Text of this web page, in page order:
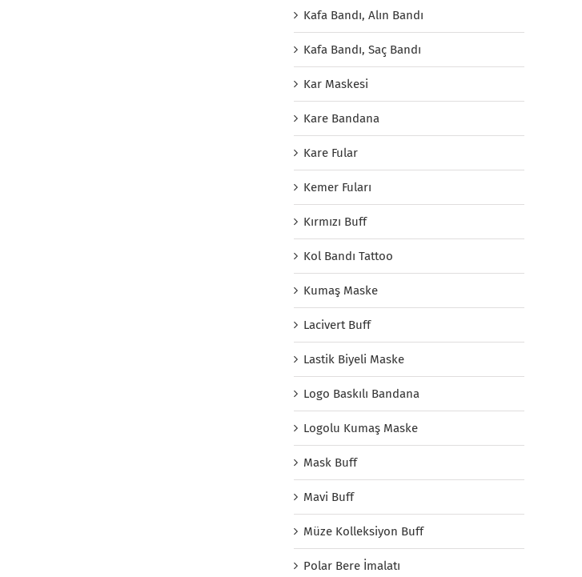
Kafa Bandı, Alın Bandı
Kafa Bandı, Saç Bandı
Kar Maskesi
Kare Bandana
Kare Fular
Kemer Fuları
Kırmızı Buff
Kol Bandı Tattoo
Kumaş Maske
Lacivert Buff
Lastik Biyeli Maske
Logo Baskılı Bandana
Logolu Kumaş Maske
Mask Buff
Mavi Buff
Müze Kolleksiyon Buff
Polar Bere İmalatı